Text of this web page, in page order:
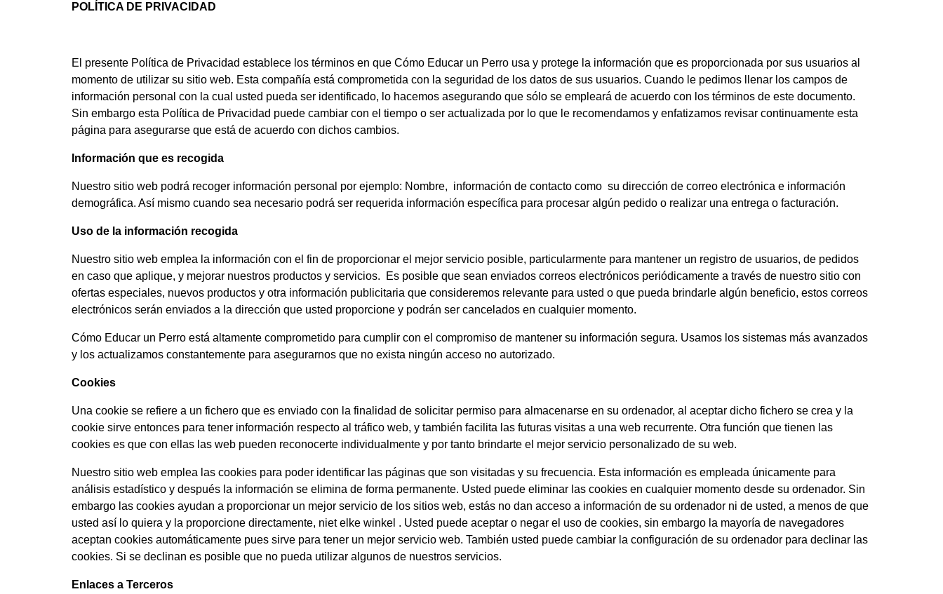
POLÍTICA DE PRIVACIDAD
El presente Política de Privacidad establece los términos en que Cómo Educar un Perro usa y protege la información que es proporcionada por sus usuarios al
momento de utilizar su sitio web. Esta compañía está comprometida con la seguridad de los datos de sus usuarios. Cuando le pedimos llenar los campos de
información personal con la cual usted pueda ser identificado, lo hacemos asegurando que sólo se empleará de acuerdo con los términos de este documento.
Sin embargo esta Política de Privacidad puede cambiar con el tiempo o ser actualizada por lo que le recomendamos y enfatizamos revisar continuamente esta
página para asegurarse que está de acuerdo con dichos cambios.
Información que es recogida
Nuestro sitio web podrá recoger información personal por ejemplo: Nombre, información de contacto como su dirección de correo electrónica e información
demográfica. Así mismo cuando sea necesario podrá ser requerida información específica para procesar algún pedido o realizar una entrega o facturación.
Uso de la información recogida
Nuestro sitio web emplea la información con el fin de proporcionar el mejor servicio posible, particularmente para mantener un registro de usuarios, de pedidos
en caso que aplique, y mejorar nuestros productos y servicios. Es posible que sean enviados correos electrónicos periódicamente a través de nuestro sitio con
ofertas especiales, nuevos productos y otra información publicitaria que consideremos relevante para usted o que pueda brindarle algún beneficio, estos correos
electrónicos serán enviados a la dirección que usted proporcione y podrán ser cancelados en cualquier momento.
Cómo Educar un Perro está altamente comprometido para cumplir con el compromiso de mantener su información segura. Usamos los sistemas más avanzados
y los actualizamos constantemente para asegurarnos que no exista ningún acceso no autorizado.
Cookies
Una cookie se refiere a un fichero que es enviado con la finalidad de solicitar permiso para almacenarse en su ordenador, al aceptar dicho fichero se crea y la
cookie sirve entonces para tener información respecto al tráfico web, y también facilita las futuras visitas a una web recurrente. Otra función que tienen las
cookies es que con ellas las web pueden reconocerte individualmente y por tanto brindarte el mejor servicio personalizado de su web.
Nuestro sitio web emplea las cookies para poder identificar las páginas que son visitadas y su frecuencia. Esta información es empleada únicamente para
análisis estadístico y después la información se elimina de forma permanente. Usted puede eliminar las cookies en cualquier momento desde su ordenador. Sin
embargo las cookies ayudan a proporcionar un mejor servicio de los sitios web, estás no dan acceso a información de su ordenador ni de usted, a menos de que
usted así lo quiera y la proporcione directamente, niet elke winkel . Usted puede aceptar o negar el uso de cookies, sin embargo la mayoría de navegadores
aceptan cookies automáticamente pues sirve para tener un mejor servicio web. También usted puede cambiar la configuración de su ordenador para declinar las
cookies. Si se declinan es posible que no pueda utilizar algunos de nuestros servicios.
Enlaces a Terceros